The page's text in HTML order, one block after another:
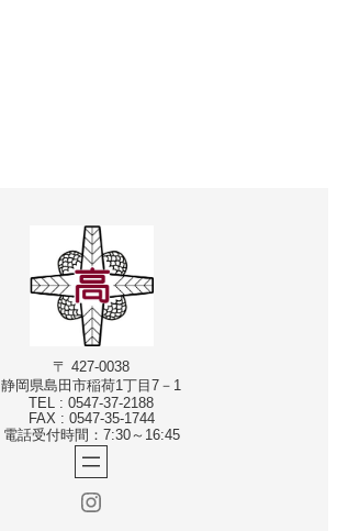
〒 427-0038
静岡県島田市稲荷1丁目7－1
TEL : 0547-37-2188
FAX : 0547-35-1744
電話受付時間：7:30～16:45
Instagram